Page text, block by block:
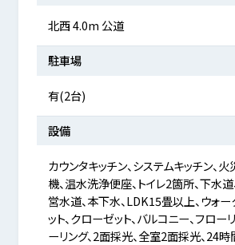
北西 4.0m 公道
駐車場
有(2台)
設備
カウンタキッチン、システムキッチン、
機、温水洗浄便座、トイレ2箇所、下水道
営水道、本下水、LDK15畳以上、ウォ
ット、クローゼット、バルコニー、フロー
ーリング、2面採光、全室2面採光、24